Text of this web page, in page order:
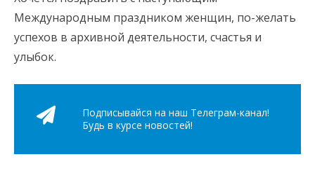
Международным праздником женщин, по-желать
успехов в архивной деятельности, счастья и
улыбок.
Подписывайся на наш Телеграм-канал!
Будь в курсе новостей!